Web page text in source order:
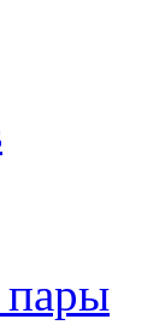
пары